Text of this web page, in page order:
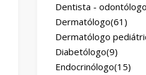
Dentista - odontólogo
Dermatólogo(61)
Dermatólogo
Diabetólogo(9)
Endocrinólogo(15)